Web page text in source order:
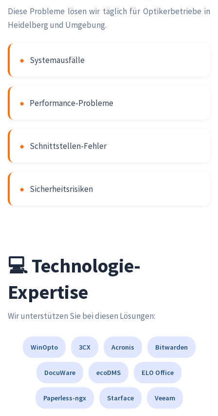
Diese Probleme lösen wir täglich für Optikerbetriebe in
Heidelberg und Umgebung.
● Systemausfälle
● Performance-Probleme
● Schnittstellen-Fehler
● Sicherheitsrisiken
💻 Technologie-
Expertise
Wir unterstützen Sie bei diesen Lösungen:
WinOpto 3CX Acronis Bitwarden
DocuWare ecoDMS ELO Office
Paperless-ngx Starface Veeam